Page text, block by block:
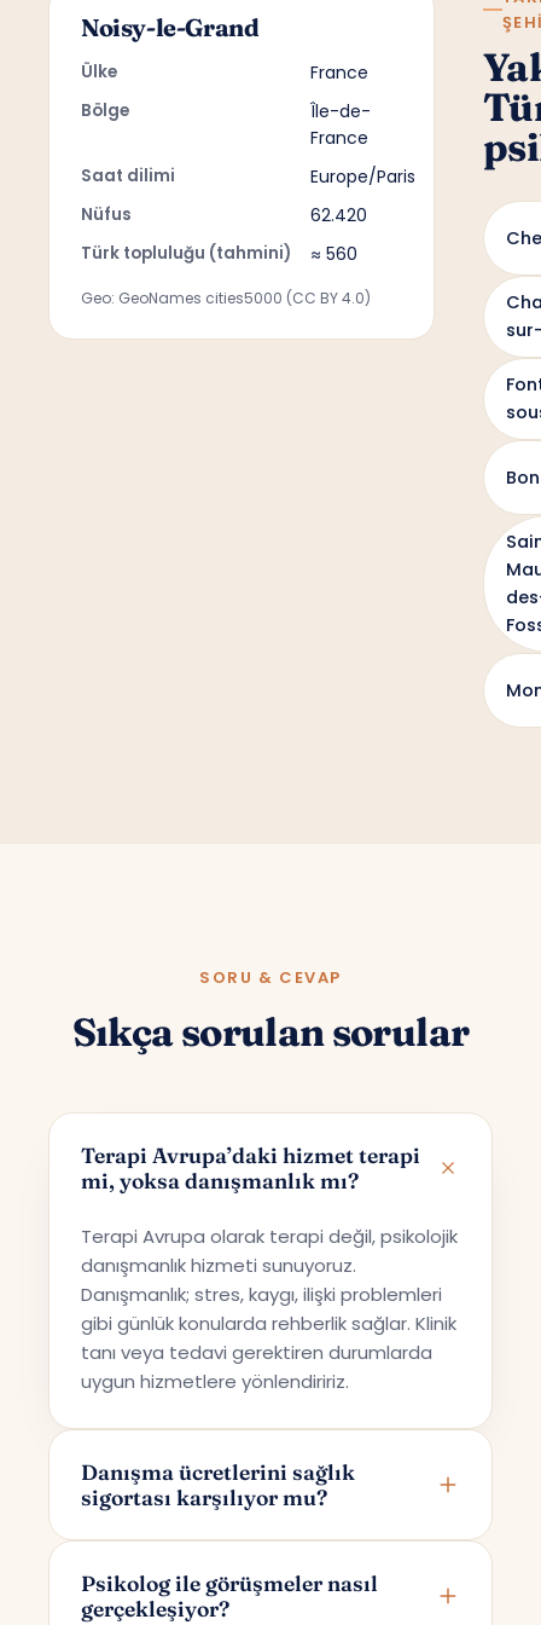
Noisy-le-Grand
Ülke France
Bölge
Île-de-
France
Saat dilimi Europe/Paris
Nüfus 62.420
Türk topluluğu (tahmini) ≈ 560
Geo: GeoNames cities5000 (CC BY 4.0)
SORU & CEVAP
Sıkça sorulan sorular
Terapi Avrupa’daki hizmet terapi
mi, yoksa danışmanlık mı?
Terapi Avrupa olarak terapi değil, psikolojik
danışmanlık hizmeti sunuyoruz.
Danışmanlık; stres, kaygı, ilişki problemleri
gibi günlük konularda rehberlik sağlar. Klinik
tanı veya tedavi gerektiren durumlarda
uygun hizmetlere yönlendiririz.
Danışma ücretlerini sağlık
sigortası karşılıyor mu?
sunmaktadır; bu nedenle ücretler sağlık
sigortaları tarafından karşılanmamaktadır.
Psikolog ile görüşmeler nasıl
gerçekleşiyor?